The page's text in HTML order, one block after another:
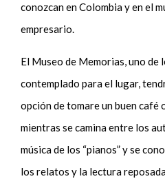
conozcan en Colombia y en el
empresario.
El Museo de Memorias, uno de
contemplado para el lugar,
opción de tomare un buen café
mientras se camina entre los
música de los “pianos” y se
los relatos y la lectura